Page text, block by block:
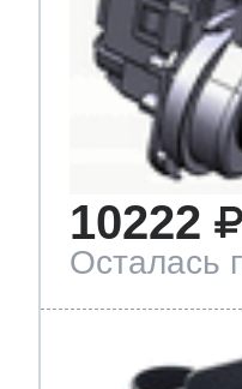
10222
Осталась